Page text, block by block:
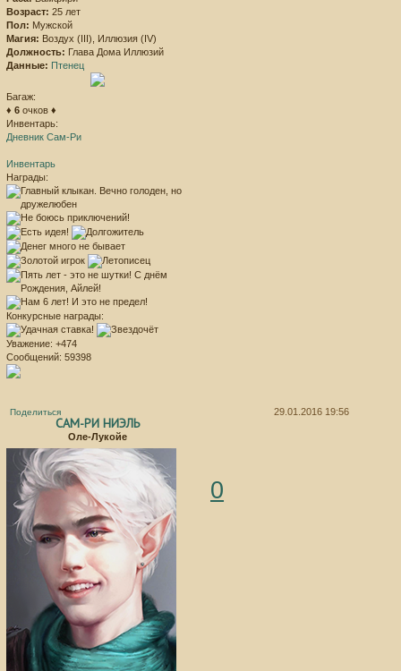
Возраст: 25 лет
Пол: Мужской
Магия: Воздух (III), Иллюзия (IV)
Должность: Глава Дома Иллюзий
Данные: Птенец
Багаж:
♦ 6 очков ♦
Инвентарь:
Дневник Сам-Ри
Инвентарь
Награды:
Конкурсные награды:
Уважение: +474
Сообщений: 59398
Поделиться 29.01.2016 19:56
САМ-РИ НИЭЛЬ
Оле-Лукойе
0